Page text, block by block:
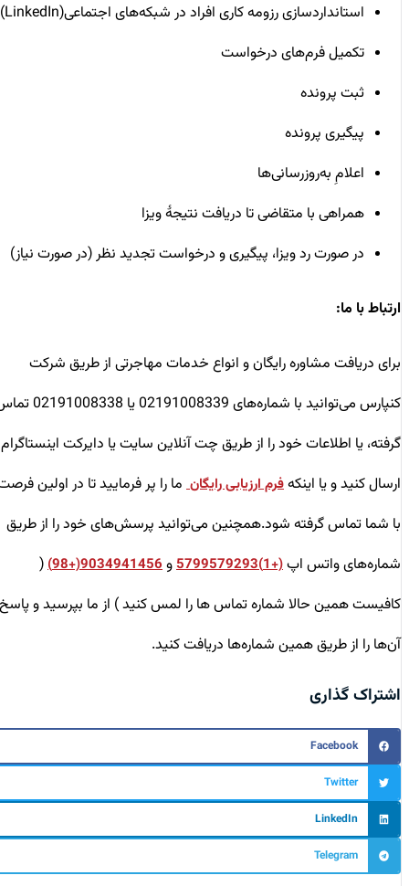
استانداردسازی رزومه کاری افراد در شبکه‌های اجتماعی(LinkedIn)
تکمیل فرم‌های درخواست
ثبت پرونده
پیگیری پرونده
اعلامِ به‌روزرسانی‌ها
همراهی با متقاضی تا دریافت نتیجۀ ویزا
در صورت رد ویزا، پیگیری و درخواست تجدید نظر (در صورت نیاز)
ارتباط با ما:
برای دریافت مشاوره رایگان و انواع خدمات مهاجرتی از طریق شرکت
کنپارس می‌توانید با شماره‌های 02191008339 یا 02191008338 تماس
گرفته، یا اطلاعات خود را از طریق چت آنلاین سایت یا دایرکت اینستاگرام
ارسال کنید و یا اینکهفرم ارزیابی رایگانما را پر فرمایید تا در اولین فرصت
با شما تماس گرفته شود.همچنین می‌توانید پرسش‌های خود را از طریق
شماره‌های واتس اپ(+1)5799579293 و9034941456(+98)
(
کافیست همین حالا شماره تماس ها را لمس کنید ) از ما بپرسید و پاسخ
آن‌ها را از طریق همین شماره‌ها دریافت کنید.
اشتراک گذاری
Facebook
Twitter
LinkedIn
Telegram